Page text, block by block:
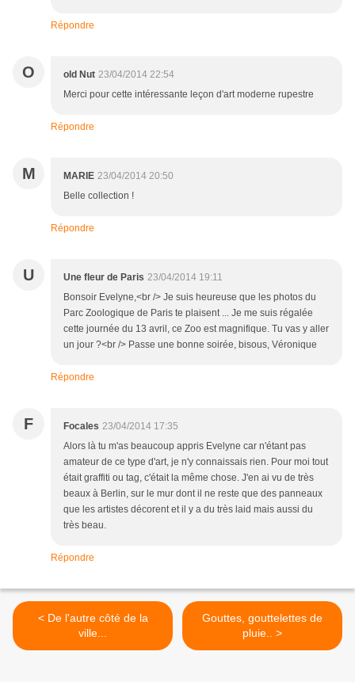
Répondre
O old Nut 23/04/2014 22:54
Merci pour cette intéressante leçon d'art moderne rupestre
Répondre
M MARIE 23/04/2014 20:50
Belle collection !
Répondre
U Une fleur de Paris 23/04/2014 19:11
Bonsoir Evelyne,<br /> Je suis heureuse que les photos du
Parc Zoologique de Paris te plaisent ... Je me suis régalée
cette journée du 13 avril, ce Zoo est magnifique. Tu vas y aller
un jour ?<br /> Passe une bonne soirée, bisous, Véronique
Répondre
F Focales 23/04/2014 17:35
Alors là tu m'as beaucoup appris Evelyne car n'étant pas
amateur de ce type d'art, je n'y connaissais rien. Pour moi tout
était graffiti ou tag, c'était la même chose. J'en ai vu de très
beaux à Berlin, sur le mur dont il ne reste que des panneaux
que les artistes décorent et il y a du très laid mais aussi du
très beau.
Répondre
< De l'autre côté de la
ville...
Gouttes, gouttelettes de
pluie.. >